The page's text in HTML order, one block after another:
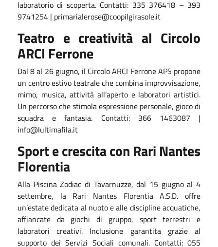
laboratorio di scoperta. Contatti: 335 376418 – 393
9741254 | primarialerose@coopilgirasole.it
Teatro e creatività al Circolo
ARCI Ferrone
Dal 8 al 26 giugno, il Circolo ARCI Ferrone APS propone
un centro estivo teatrale che combina improvvisazione,
mimo, musica, attività all’aperto e laboratori artistici.
Un percorso che stimola espressione personale, gioco di
squadra e fantasia. Contatti: 366 1463087 |
info@lultimafila.it
Sport e crescita con Rari Nantes
Florentia
Alla Piscina Zodiac di Tavarnuzze, dal 15 giugno al 4
settembre, la Rari Nantes Florentia A.S.D. offre
un’estate dedicata al nuoto e alle discipline acquatiche,
affiancate da giochi di gruppo, sport terrestri e
laboratori creativi. Inclusione garantita grazie al
supporto dei Servizi Sociali comunali. Contatti: 055